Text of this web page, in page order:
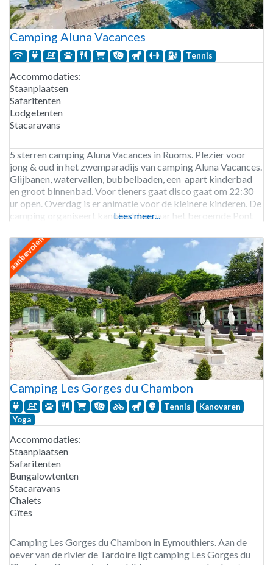
Camping Aluna Vacances
Tennis
Accommodaties:
Staanplaatsen
Safaritenten
Lodgetenten
Stacaravans
5 sterren camping Aluna Vacances in Ruoms. Plezier voor
jong & oud in het zwemparadijs van camping Aluna Vacances.
Glijbanen, watervallen, bubbelbaden, een apart kinderbad
en groot binnenbad. Voor tieners gaat disco gaat om 22:30
ur open. Overdag is er animatie voor de kleinere kinderen. De
camping organiseert kanotochten naar het beroemde Pont
Lees meer...
aanbevolen
Camping Les Gorges du Chambon
Tennis
Kanovaren
Yoga
Accommodaties:
Staanplaatsen
Safaritenten
Bungalowtenten
Stacaravans
Chalets
Gîtes
Camping Les Gorges du Chambon in Eymouthiers. Aan de
oever van de rivier de Tardoire ligt camping Les Gorges du